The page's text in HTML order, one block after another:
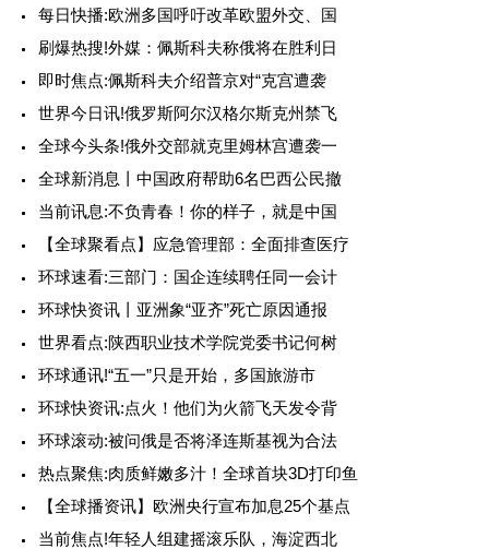
每日快播:欧洲多国呼吁改革欧盟外交、国
刷爆热搜!外媒：佩斯科夫称俄将在胜利日
即时焦点:佩斯科夫介绍普京对“克宫遭袭
世界今日讯!俄罗斯阿尔汉格尔斯克州禁飞
全球今头条!俄外交部就克里姆林宫遭袭一
全球新消息丨中国政府帮助6名巴西公民撤
当前讯息:不负青春！你的样子，就是中国
【全球聚看点】应急管理部：全面排查医疗
环球速看:三部门：国企连续聘任同一会计
环球快资讯丨亚洲象“亚齐”死亡原因通报
世界看点:陕西职业技术学院党委书记何树
环球通讯!“五一”只是开始，多国旅游市
环球快资讯:点火！他们为火箭飞天发令背
环球滚动:被问俄是否将泽连斯基视为合法
热点聚焦:肉质鲜嫩多汁！全球首块3D打印鱼
【全球播资讯】欧洲央行宣布加息25个基点
当前焦点!年轻人组建摇滚乐队，海淀西北